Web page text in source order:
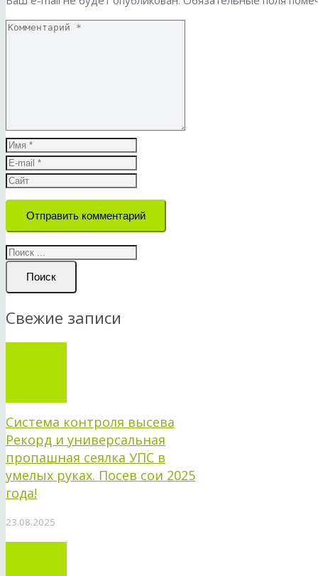
Отправить комментарий
Поиск
Свежие записи
Система контроля высева
Рекорд и универсальная
пропашная сеялка УПС в
умелых руках. Посев сои 2025
года!
23.08.2025